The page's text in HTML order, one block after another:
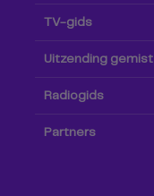
TV-gids
Uitzending gemist
Radiogids
Partners